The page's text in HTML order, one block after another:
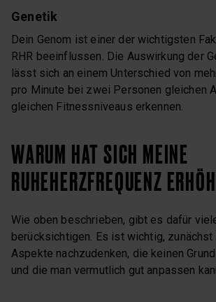
Genetik
Dein Genom ist einer der wichtigsten
RHR beeinflussen. Die Auswirkung der
lässt sich an einem Unterschied von
pro Minute bei zwei Personen gleichen
gleichen Fitnessniveaus erkennen.
WARUM HAT SICH MEINE
RUHEHERZFREQUENZ
Wie oben beschrieben, gibt es dafür
berücksichtigen. Es ist wichtig, zunächst
Aspekte nachzudenken, die keinen
und die man vermutlich gut anpassen